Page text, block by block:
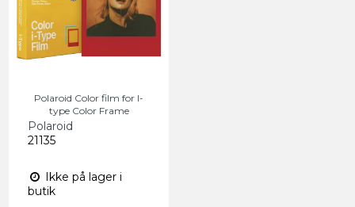
Polaroid Color film for I-
type Color Frame
Polaroid
21135
Ikke på lager i
butik